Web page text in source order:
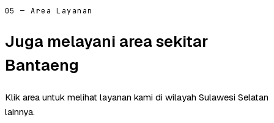
05 — Area Layanan
Juga melayani area sekitar
Bantaeng
Klik area untuk melihat layanan kami di wilayah Sulawesi Selatan
lainnya.